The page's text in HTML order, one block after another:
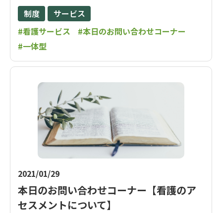
制度
サービス
#看護サービス
#本日のお問い合わせコーナー
#一体型
2021/01/29
本日のお問い合わせコーナー【看護のア
セスメントについて】